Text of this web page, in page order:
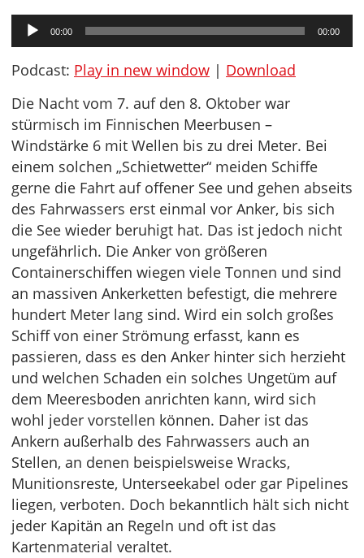
Audio-
Player
00:00 00:00
Podcast: Play in new window | Download
Die Nacht vom 7. auf den 8. Oktober war
stürmisch im Finnischen Meerbusen –
Windstärke 6 mit Wellen bis zu drei Meter. Bei
einem solchen „Schietwetter“ meiden Schiffe
gerne die Fahrt auf offener See und gehen abseits
des Fahrwassers erst einmal vor Anker, bis sich
die See wieder beruhigt hat. Das ist jedoch nicht
ungefährlich. Die Anker von größeren
Containerschiffen wiegen viele Tonnen und sind
an massiven Ankerketten befestigt, die mehrere
hundert Meter lang sind. Wird ein solch großes
Schiff von einer Strömung erfasst, kann es
passieren, dass es den Anker hinter sich herzieht
und welchen Schaden ein solches Ungetüm auf
dem Meeresboden anrichten kann, wird sich
wohl jeder vorstellen können. Daher ist das
Ankern außerhalb des Fahrwassers auch an
Stellen, an denen beispielsweise Wracks,
Munitionsreste, Unterseekabel oder gar Pipelines
liegen, verboten. Doch bekanntlich hält sich nicht
jeder Kapitän an Regeln und oft ist das
Kartenmaterial veraltet.